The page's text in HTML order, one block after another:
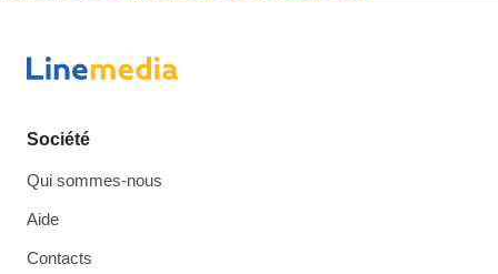
Société
Qui sommes-nous
Aide
Contacts